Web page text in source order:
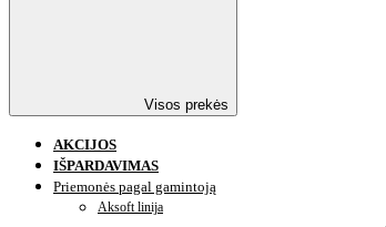
Visos prekės
AKCIJOS
IŠPARDAVIMAS
Priemonės pagal gamintoją
Aksoft linija